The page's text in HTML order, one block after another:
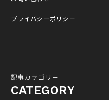
プライバシーポリシー
記事カテゴリー
CATEGORY